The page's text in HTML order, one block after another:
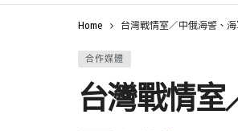
Home 台灣戰情室／中俄海警、
合作媒體
台灣戰情室